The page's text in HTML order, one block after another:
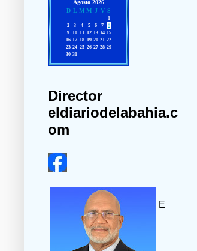
Director
eldiariodelabahia.c
om
E